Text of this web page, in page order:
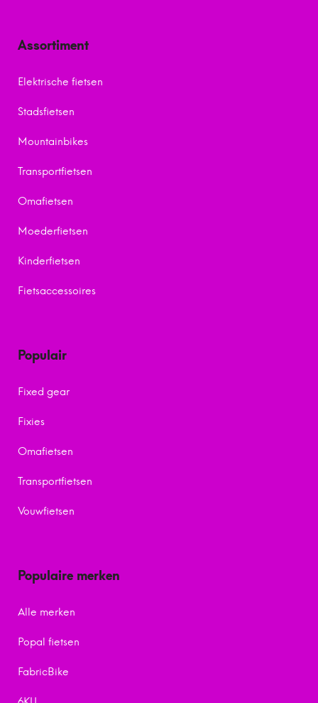
Assortiment
Elektrische fietsen
Stadsfietsen
Mountainbikes
Transportfietsen
Omafietsen
Moederfietsen
Kinderfietsen
Fietsaccessoires
Populair
Fixed gear
Fixies
Omafietsen
Transportfietsen
Vouwfietsen
Populaire merken
Alle merken
Popal fietsen
FabricBike